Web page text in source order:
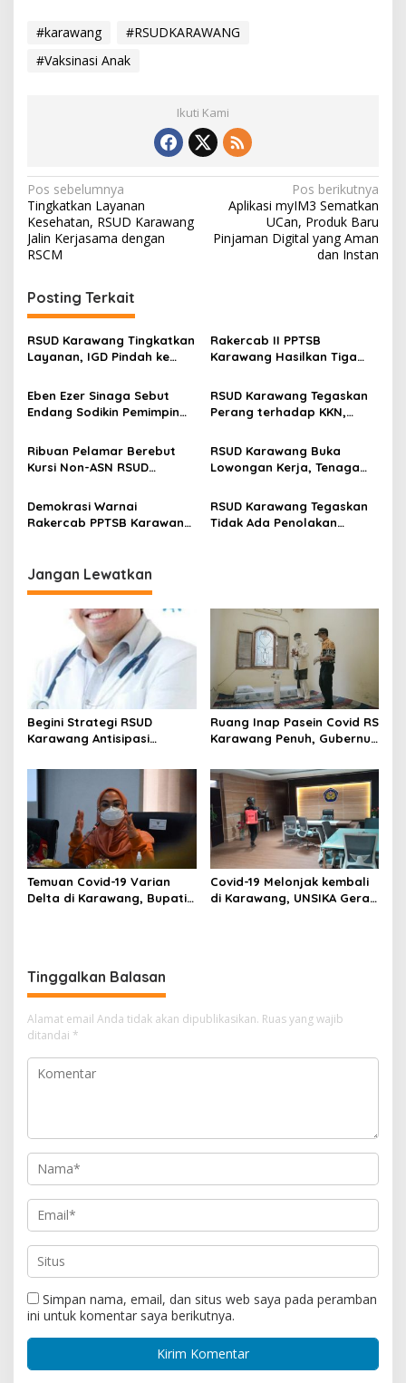
#karawang
#RSUDKARAWANG
#Vaksinasi Anak
Ikuti Kami
N
a
v
g
a
s
p
o
s
Pos sebelumnya
Tingkatkan Layanan
Kesehatan, RSUD Karawang
Jalin Kerjasama dengan
RSCM
Pos berikutnya
Aplikasi myIM3 Sematkan
UCan, Produk Baru
Pinjaman Digital yang Aman
dan Instan
Posting Terkait
RSUD Karawang Tingkatkan
Layanan, IGD Pindah ke
Ruang Rawat Inap PEDES
Berkapasitas 31 Tempat
Rakercab II PPTSB
Karawang Hasilkan Tiga
Adat
Eben Ezer Sinaga Sebut
Endang Sodikin Pemimpin
Wujudkan TPU Tanpa
Diskriminasi di Karawang
RSUD Karawang Tegaskan
Perang terhadap KKN,
Teken Pakta Integritas
Ribuan Pelamar Berebut
Kursi Non-ASN RSUD
Digelar Ketat di Unsika
RSUD Karawang Buka
Lowongan Kerja, Tenaga
Demokrasi Warnai
Rakercab PPTSB Karawang,
RSUD Karawang Tegaskan
Tidak Ada Penolakan
Jangan Lewatkan
Begini Strategi RSUD
Karawang Antisipasi
Gelombang Tiga
Ruang Inap Pasein Covid RS
Karawang Penuh, Gubernur
Temuan Covid-19 Varian
Delta di Karawang, Bupati
Covid-19 Melonjak kembali
di Karawang, UNSIKA Gerak
Tinggalkan Balasan
Alamat email Anda tidak akan dipublikasikan. Ruas yang wajib
ditandai *
Simpan nama, email, dan situs web saya pada peramban
ini untuk komentar saya berikutnya.